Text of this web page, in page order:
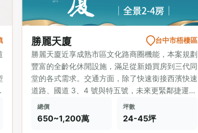
勝麗天廈 台中市梧棲區
勝麗天廈近享成熟市區⽂化路商圈機能，本案規劃
豐富的全齡化休閒設施，滿足從新婚買房到三代同
堂的各式需求。交通方面，除了快速銜接西濱快速
道路、國道 3、4 號與特五號，未來更緊鄰捷運藍
線站點，通勤西屯極具...
總價
650~1,200萬
坪數
24-45坪